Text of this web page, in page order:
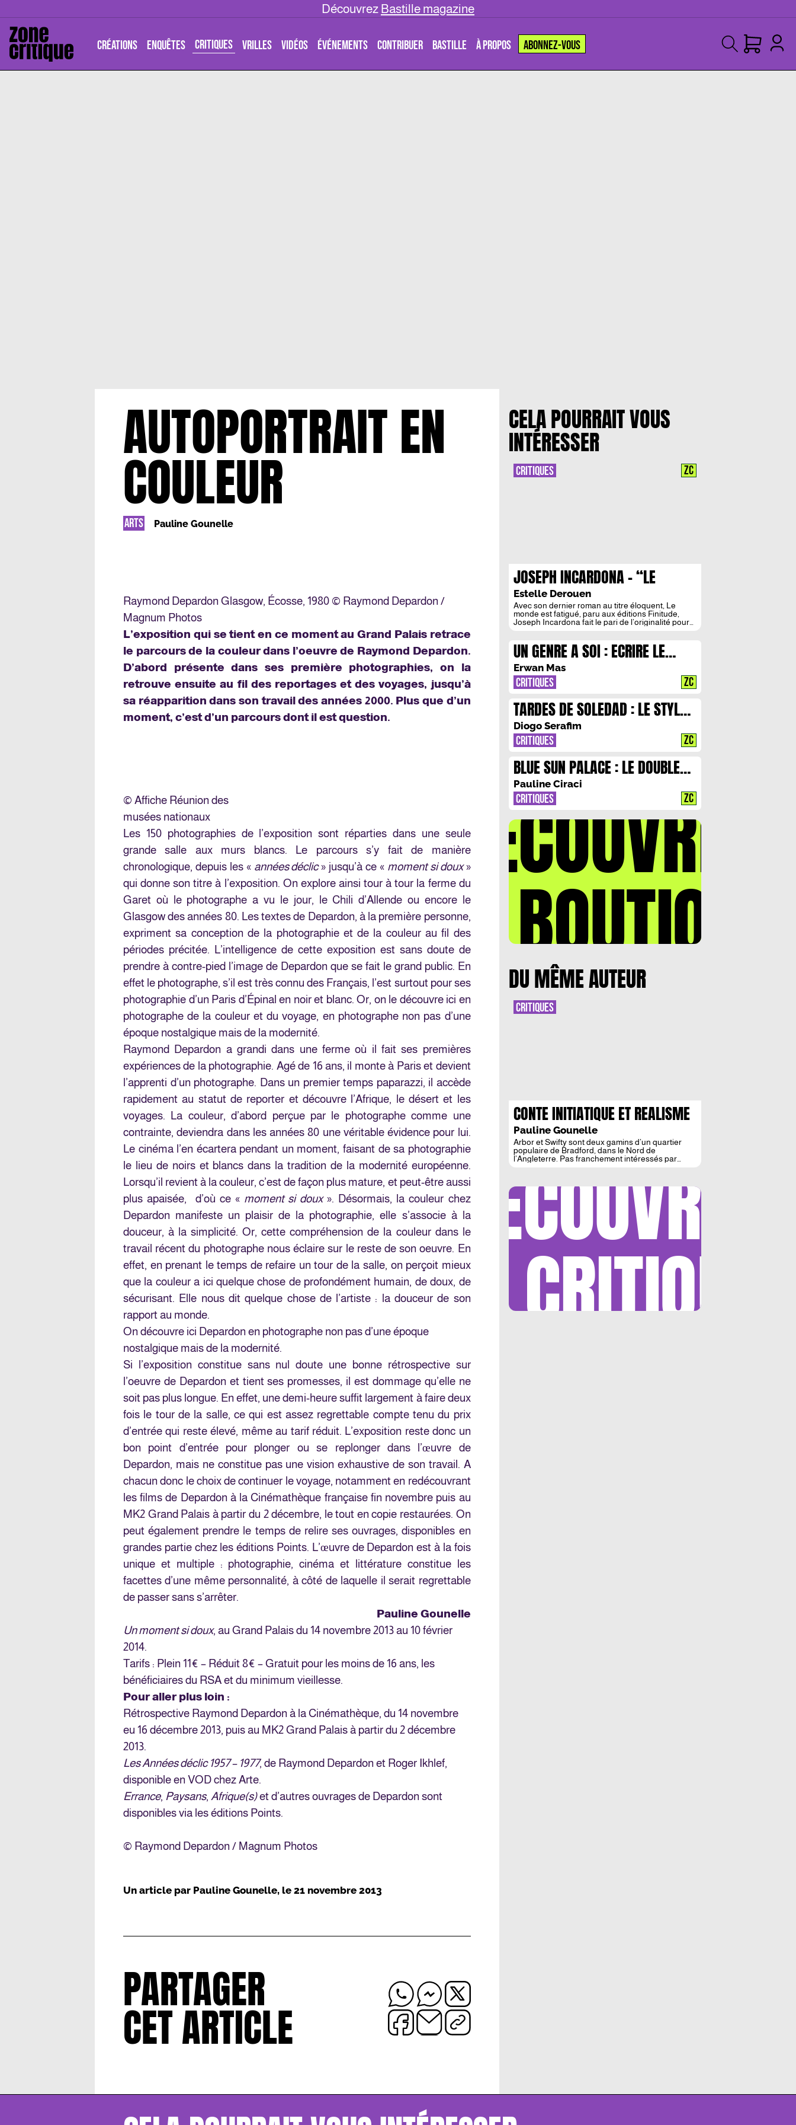
Découvrez Bastille magazine
CRÉATIONS ENQUÊTES CRITIQUES VRILLES VIDÉOS ÉVÉNEMENTS CONTRIBUER BASTILLE À PROPOS ABONNEZ-VOUS
AUTOPORTRAIT EN
COULEUR
ARTS Pauline Gounelle
Raymond Depardon Glasgow, Écosse, 1980 © Raymond Depardon /
Magnum Photos
L’exposition qui se tient en ce moment au Grand Palais retrace
le parcours de la couleur dans l’oeuvre de Raymond Depardon.
D’abord présente dans ses première photographies, on la
retrouve ensuite au fil des reportages et des voyages, jusqu’à
sa réapparition dans son travail des années 2000. Plus que d’un
moment, c’est d’un parcours dont il est question.
© Affiche Réunion des
musées nationaux
Les 150 photographies de l’exposition sont réparties dans une seule
grande salle aux murs blancs. Le parcours s’y fait de manière
chronologique, depuis les « années déclic» jusqu’à ce « moment si doux»
qui donne son titre à l’exposition. On explore ainsi tour à tour la ferme du
Garet où le photographe a vu le jour, le Chili d’Allende ou encore le
Glasgow des années 80. Les textes de Depardon, à la première personne,
expriment sa conception de la photographie et de la couleur au fil des
périodes précitée. L’intelligence de cette exposition est sans doute de
prendre à contre-pied l’image de Depardon que se fait le grand public. En
effet le photographe, s’il est très connu des Français, l’est surtout pour ses
photographie d’un Paris d’Épinal en noir et blanc. Or, on le découvre ici en
photographe de la couleur et du voyage, en photographe non pas d’une
époque nostalgique mais de la modernité.
Raymond Depardon a grandi dans une ferme où il fait ses premières
expériences de la photographie. Agé de 16 ans, il monte à Paris et devient
l’apprenti d’un photographe. Dans un premier temps paparazzi, il accède
rapidement au statut de reporter et découvre l’Afrique, le désert et les
voyages. La couleur, d’abord perçue par le photographe comme une
contrainte, deviendra dans les années 80 une véritable évidence pour lui.
Le cinéma l’en écartera pendant un moment, faisant de sa photographie
le lieu de noirs et blancs dans la tradition de la modernité européenne.
Lorsqu’il revient à la couleur, c’est de façon plus mature, et peut-être aussi
plus apaisée, d’où ce « moment si doux». Désormais, la couleur chez
Depardon manifeste un plaisir de la photographie, elle s’associe à la
douceur, à la simplicité. Or, cette compréhension de la couleur dans le
travail récent du photographe nous éclaire sur le reste de son oeuvre. En
effet, en prenant le temps de refaire un tour de la salle, on perçoit mieux
que la couleur a ici quelque chose de profondément humain, de doux, de
sécurisant. Elle nous dit quelque chose de l’artiste : la douceur de son
rapport au monde.
On découvre ici Depardon en photographe non pas d’une époque
nostalgique mais de la modernité.
Si l’exposition constitue sans nul doute une bonne rétrospective sur
l’oeuvre de Depardon et tient ses promesses, il est dommage qu’elle ne
soit pas plus longue. En effet, une demi-heure suffit largement à faire deux
fois le tour de la salle, ce qui est assez regrettable compte tenu du prix
d’entrée qui reste élevé, même au tarif réduit. L’exposition reste donc un
bon point d’entrée pour plonger ou se replonger dans l’œuvre de
Depardon, mais ne constitue pas une vision exhaustive de son travail. A
chacun donc le choix de continuer le voyage, notamment en redécouvrant
les films de Depardon à la Cinémathèque française fin novembre puis au
MK2 Grand Palais à partir du 2 décembre, le tout en copie restaurées. On
peut également prendre le temps de relire ses ouvrages, disponibles en
grandes partie chez les éditions Points. L’œuvre de Depardon est à la fois
unique et multiple : photographie, cinéma et littérature constitue les
facettes d’une même personnalité, à côté de laquelle il serait regrettable
de passer sans s’arrêter.
Pauline Gounelle
Un moment si doux, au Grand Palaisdu 14 novembre 2013 au 10 février
2014.
Tarifs : Plein 11€ – Réduit 8€ – Gratuit pour les moins de 16 ans, les
bénéficiaires du RSA et du minimum vieillesse.
Pour aller plus loin :
Rétrospective Raymond Depardon à la Cinémathèque, du 14 novembre
eu 16 décembre 2013, puis au MK2 Grand Palais à partir du 2 décembre
2013.
Les Années déclic 1957 – 1977, de Raymond Depardon et Roger Ikhlef,
disponible en VOD chezArte.
Errance, Paysans, Afrique(s)et d’autres ouvrages de Depardon sont
disponibles via les éditions Points.
© Raymond Depardon / Magnum Photos
Un article par Pauline Gounelle, le 21 novembre 2013
PARTAGER
CET ARTICLE
CELA POURRAIT VOUS
INTÉRESSER
JOSEPH INCARDONA – “LE
MONDE EST FATIGUE” OU
L’ENGAGEMENT D’UNE SIRENE
BLESSEE
Estelle Derouen
Avec son dernier roman au titre éloquent, Le
monde est fatigué, paru aux éditions Finitude,
Joseph Incardona fait le pari de l’originalité pour
désenchanté que poétique, s’impose parmi les
titres marquants de cette dernière rentrée. Depuis
le corps ravagé […]
CRITIQUES ZC
UN GENRE A SOI : ECRIRE LE
GENRE
Erwan Mas
CRITIQUES ZC
TARDES DE SOLEDAD : LE STYLE
A MORT
Diogo Serafim
CRITIQUES ZC
BLUE SUN PALACE : LE DOUBLE
MONDE
Pauline Ciraci
CRITIQUES ZC
DÉCOUVREZ
LA BOUTIQUE
DU MÊME AUTEUR
CONTE INITIATIQUE ET REALISME
A L’ANGLAISE
Pauline Gounelle
Arbor et Swifty sont deux gamins d’un quartier
populaire de Bradford, dans le Nord de
l’Angleterre. Pas franchement intéressés par
peu à peu s’enfoncer dans le petit monde du trafic
et de […]
CRITIQUES
DÉCOUVRIR
LES